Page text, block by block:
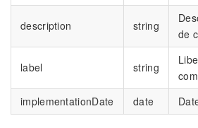
description string
de
label string
implementationDate
date